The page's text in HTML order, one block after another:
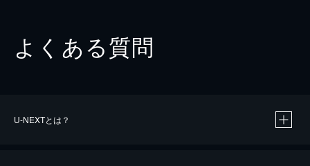
よくある質問
U-NEXTとは？